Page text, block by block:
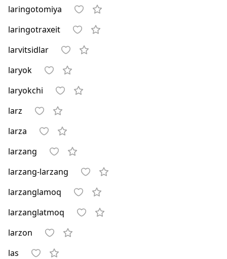
laringotomiya
laringotraxeit
larvitsidlar
laryok
laryokchi
larz
larza
larzang
larzang-larzang
larzanglamoq
larzanglatmoq
larzon
las